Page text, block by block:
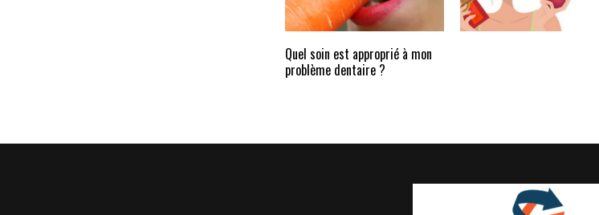
Quel soin est approprié à mon
problème dentaire ?